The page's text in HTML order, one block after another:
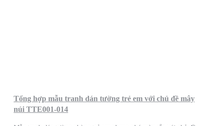
Tổng hợp mẫu tranh dán tường trẻ em với chủ đề mây
núi TTE001-014